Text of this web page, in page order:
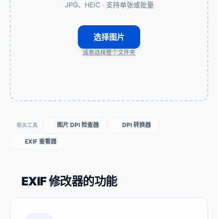
JPG、HEIC · 支持单张或批量
选择图片
或者选择整个文件夹
相关工具 图片 DPI 检查器 DPI 转换器
EXIF 查看器
EXIF 修改器的功能